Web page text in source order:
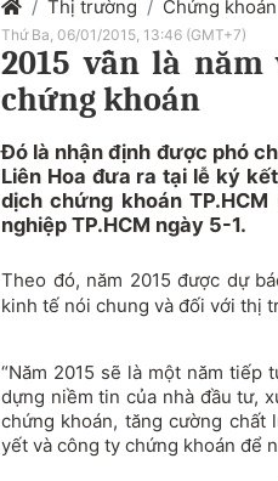
Thị trường Chứng khoán
Thứ Ba, 06/01/2015, 13:46 (GMT+7)
2015 vẫn là
chứng khoán
Đó là nhận định được phó
Liên Hoa đưa ra tại lễ ký
dịch chứng khoán
nghiệp TP.HCM ngày 5-1.
Theo đó, năm 2015 được dự
kinh tế nói chung và đối với thị
“Năm 2015 sẽ là một năm tiếp
dựng niềm tin của nhà đầu tư,
chứng khoán, tăng cường
yết và công ty chứng khoán để